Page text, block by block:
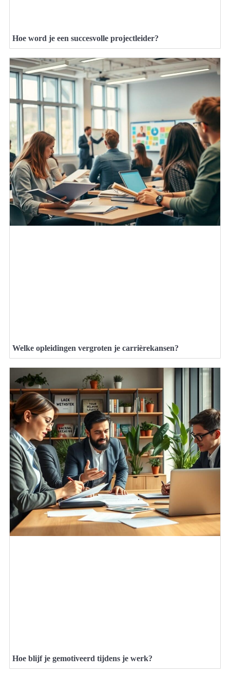
Hoe word je een succesvolle projectleider?
Welke opleidingen vergroten je carrièrekansen?
Hoe blijf je gemotiveerd tijdens je werk?